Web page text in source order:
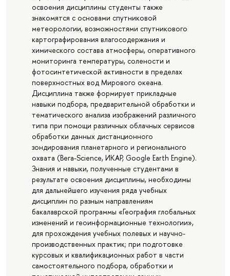
освоения дисциплины студенты также
знакомятся с основами спутниковой
метеорологии, возможностями спутникового
картографирования влагосодержания и
химического состава атмосферы, оперативного
мониторинга температуры, солености и
фотосинтетической активности в пределах
поверхностных вод Мирового океана.
Дисциплина также формирует прикладные
навыки подбора, предварительной обработки и
тематического анализа изображений различного
типа при помощи различных облачных сервисов
обработки данных дистанционного
зондирования планетарного и регионального
охвата (Вега-Science, ИКАР, Google Earth Engine).
Знания и навыки, полученные студентами в
результате освоения дисциплины, необходимы
для дальнейшего изучения ряда учебных
дисциплин по разным направлениям
бакалаврской программы «География глобальных
изменений и геоинформационные технологии»,
для прохождения учебных полевых и научно-
производственных практик; при подготовке
курсовых и квалификационных работ в части
самостоятельного подбора, обработки и